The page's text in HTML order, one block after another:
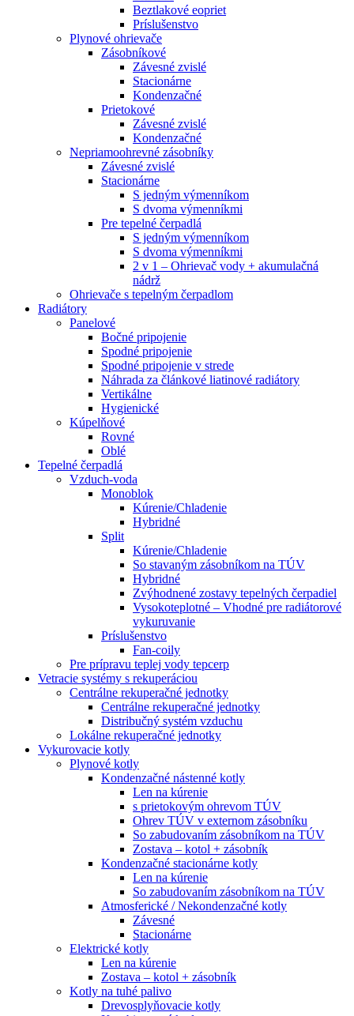
Beztlakové eopriet
Príslušenstvo
Plynové ohrievače
Zásobníkové
Závesné zvislé
Stacionárne
Kondenzačné
Prietokové
Závesné zvislé
Kondenzačné
Nepriamoohrevné zásobníky
Závesné zvislé
Stacionárne
S jedným výmenníkom
S dvoma výmenníkmi
Pre tepelné čerpadlá
S jedným výmenníkom
S dvoma výmenníkmi
2 v 1 – Ohrievač vody + akumulačná
nádrž
Ohrievače s tepelným čerpadlom
Radiátory
Panelové
Bočné pripojenie
Spodné pripojenie
Spodné pripojenie v strede
Náhrada za článkové liatinové radiátory
Vertikálne
Hygienické
Kúpelňové
Rovné
Oblé
Tepelné čerpadlá
Vzduch-voda
Monoblok
Kúrenie/Chladenie
Hybridné
Split
Kúrenie/Chladenie
So stavaným zásobníkom na TÚV
Hybridné
Zvýhodnené zostavy tepelných čerpadiel
Vysokoteplotné – Vhodné pre radiátorové
vykuruvanie
Príslušenstvo
Fan-coily
Pre prípravu teplej vody tepcerp
Vetracie systémy s rekuperáciou
Centrálne rekuperačné jednotky
Centrálne rekuperačné jednotky
Distribučný systém vzduchu
Lokálne rekuperačné jednotky
Vykurovacie kotly
Plynové kotly
Kondenzačné nástenné kotly
Len na kúrenie
s prietokovým ohrevom TÚV
Ohrev TÚV v externom zásobníku
So zabudovaním zásobníkom na TÚV
Zostava – kotol + zásobník
Kondenzačné stacionárne kotly
Len na kúrenie
So zabudovaním zásobníkom na TÚV
Atmosferické / Nekondenzačné kotly
Závesné
Stacionárne
Elektrické kotly
Len na kúrenie
Zostava – kotol + zásobník
Kotly na tuhé palivo
Drevosplyňovacie kotly